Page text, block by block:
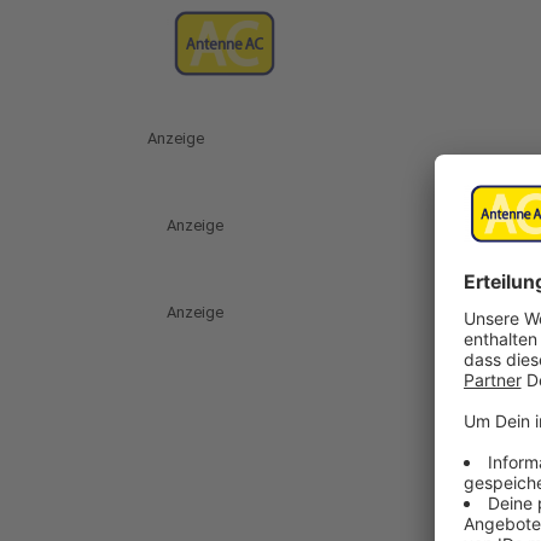
Anzeige
Anzeige
Anzeige